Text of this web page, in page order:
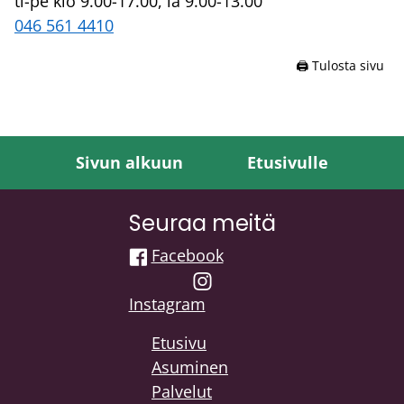
046 561 4410
🖨️ Tulosta sivu
Sivun alkuun Etusivulle
Seuraa meitä
Facebook
Instagram
Etusivu
Asuminen
Palvelut